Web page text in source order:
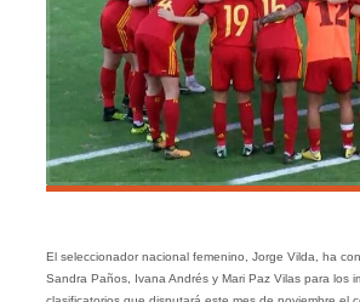
El seleccionador nacional femenino, Jorge Vilda, ha
Sandra Paños, Ivana Andrés y Mari Paz Vilas para los